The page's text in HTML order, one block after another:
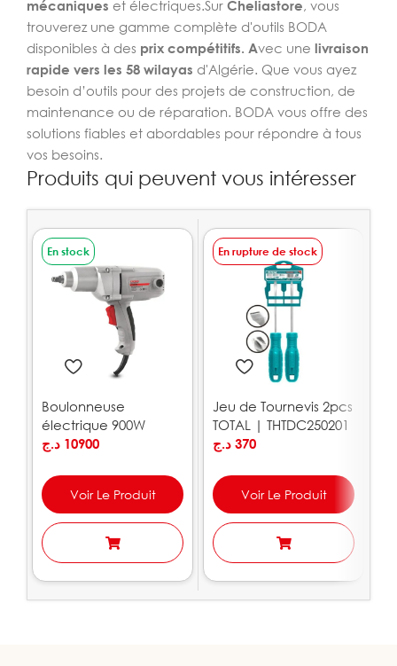
mécaniques et électriques.Sur Cheliastore, vous
trouverez une gamme complète d'outils BODA
disponibles à des prix compétitifs. Avec une livraison
rapide vers les 58 wilayas d'Algérie. Que vous ayez
besoin d’outils pour des projets de construction, de
maintenance ou de réparation. BODA vous offre des
solutions fiables et abordables pour répondre à tous
vos besoins.
Produits qui peuvent vous intéresser
En stock
Boulonneuse
électrique 900W
320Nm CROWN |
10900 د.ج
Voir Le Produit
En rupture de stock
Jeu de Tournevis 2pcs
TOTAL | THTDC250201
370 د.ج
Voir Le Produit